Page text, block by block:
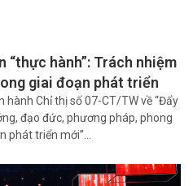
“thực hành”: Trách nhiệm
giai đoạn phát triển
hành Chỉ thị số 07-CT/TW về “Đẩy
đạo đức, phương pháp, phong
phát triển mới”…